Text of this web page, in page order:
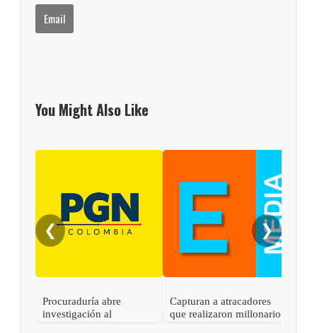
Email
You Might Also Like
❮
Procuraduría abre
investigación al
Capturan a atracadores
que realizaron millonario
❯